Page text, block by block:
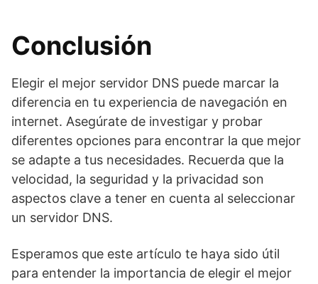
Conclusión
Elegir el mejor servidor DNS puede marcar la
diferencia en tu experiencia de navegación en
internet. Asegúrate de investigar y probar
diferentes opciones para encontrar la que mejor
se adapte a tus necesidades. Recuerda que la
velocidad, la seguridad y la privacidad son
aspectos clave a tener en cuenta al seleccionar
un servidor DNS.
Esperamos que este artículo te haya sido útil
para entender la importancia de elegir el mejor